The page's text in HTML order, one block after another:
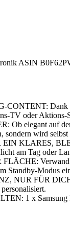
ASIN
Dank
TV oder Aktions-
elegant auf
sondern wird
KLARES,
am Tag oder
Standby-Modus
NUR FÜR DICH:
1 x Samsung